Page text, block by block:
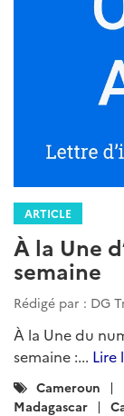
ARTICLE
À la Une
semaine
Rédigé par : DG
À la Une du
semaine :... Lire
Catégories
:
Cameroun
Madagascar